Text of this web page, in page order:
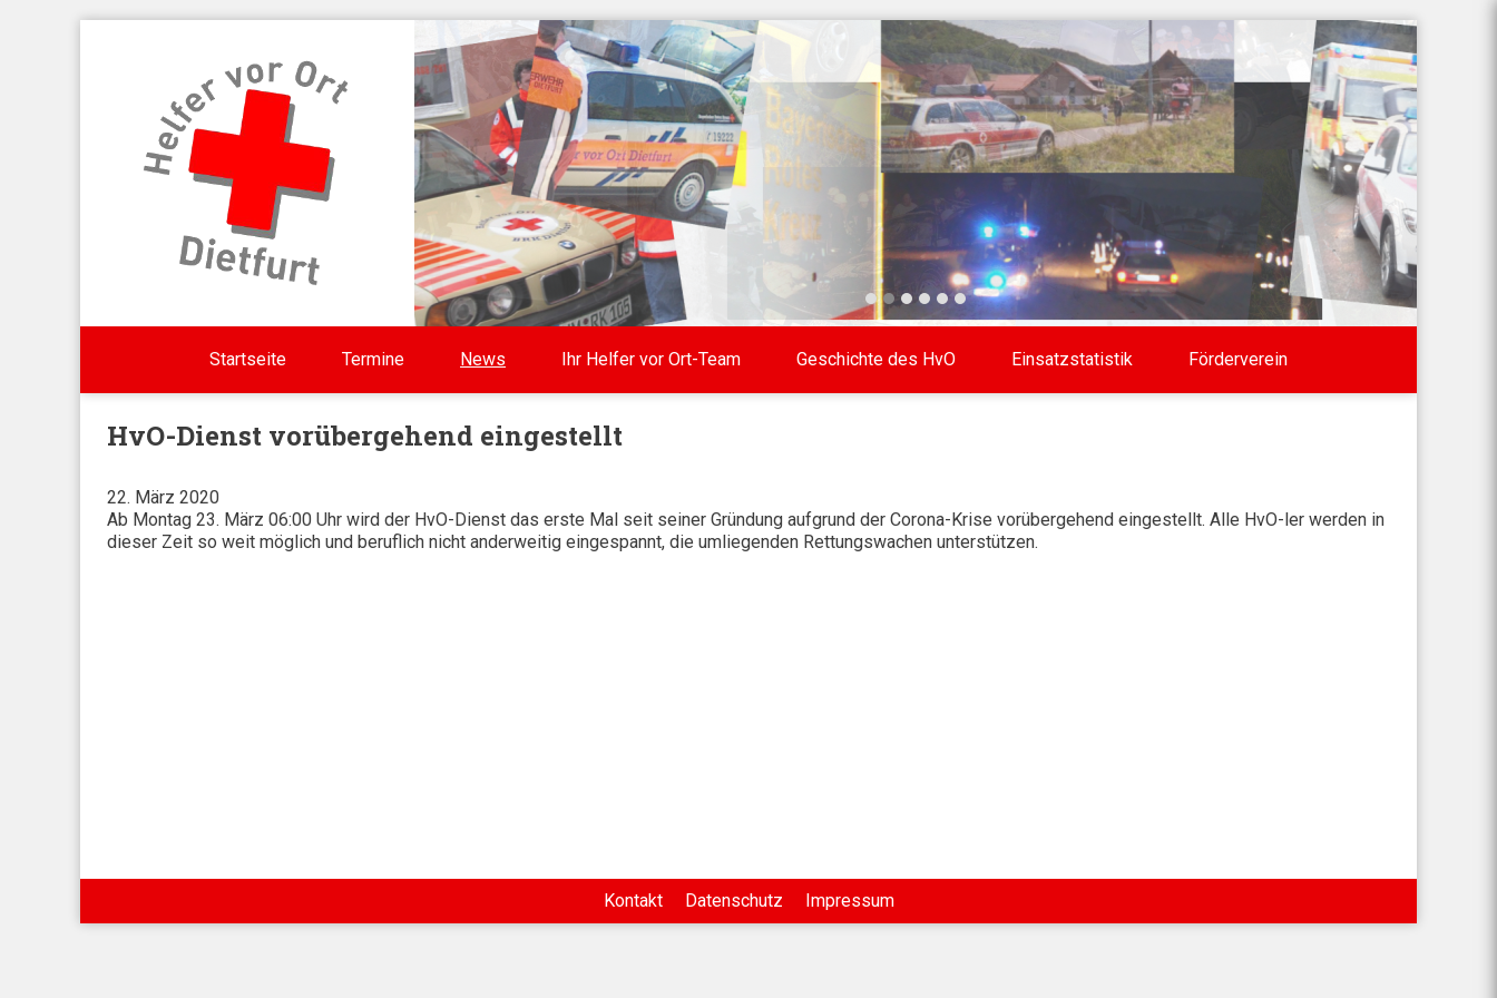
Startseite Termine News Ihr Helfer vor Ort-Team Geschichte des HvO Einsatzstatistik Förderverein
HvO-Dienst vorübergehend eingestellt
22. März 2020
Ab Montag 23. März 06:00 Uhr wird der HvO-Dienst das erste Mal seit seiner Gründung aufgrund der Corona-Krise vorübergehend eingestellt. Alle HvO-ler werden in
dieser Zeit so weit möglich und beruflich nicht anderweitig eingespannt, die umliegenden Rettungswachen unterstützen.
Kontakt Datenschutz Impressum